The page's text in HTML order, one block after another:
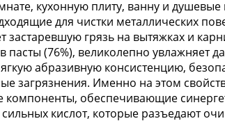
кухонную плиту, ванну и
для чистки металлических
грязь на вытяжках и
пасты (76%), великолепно
абразивную консистенцию,
загрязнения. Именно на этом
компоненты, обеспечивающие
кислот, которые разъедают